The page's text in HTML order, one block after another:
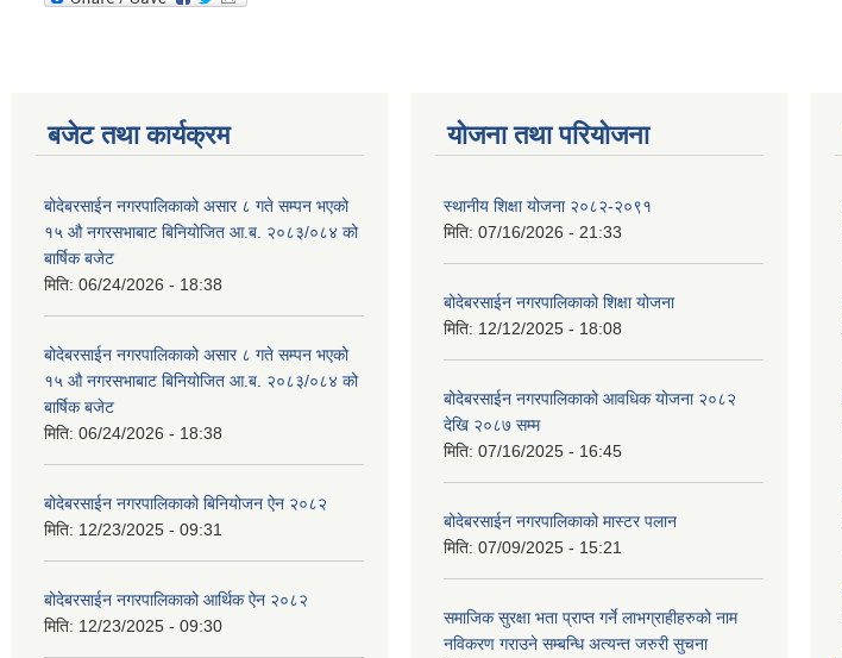
बजेट तथा कार्यक्रम
बोदेबरसाईन नगरपालिकाको असार ८ गते सम्पन भएको
१५ ‍‍‍औ नगरसभाबाट बिनियोजित आ.ब. २०८३/०८४ को
बार्षिक बजेट
मिति: 06/24/2026 - 18:38
बोदेबरसाईन नगरपालिकाको असार ८ गते सम्पन भएको
१५ ‍‍‍औ नगरसभाबाट बिनियोजित आ.ब. २०८३/०८४ को
बार्षिक बजेट
मिति: 06/24/2026 - 18:38
बोदेबरसाईन नगरपालिकाको बिनियोजन ऐन २०८२
मिति: 12/23/2025 - 09:31
बोदेबरसाईन नगरपालिकाको आर्थिक ऐन २०८२
मिति: 12/23/2025 - 09:30
योजना तथा परियोजना
स्थानीय शिक्षा योजना २०८२-२०९१
मिति: 07/16/2026 - 21:33
बोदेबरसाईन नगरपालिकाको शिक्षा योजना
मिति: 12/12/2025 - 18:08
बोदेबरसाईन नगरपालिकाको आवधिक योजना २०८२
देखि २०८७ सम्म
मिति: 07/16/2025 - 16:45
बोदेबरसाईन नगरपालिकाको मास्टर पलान
मिति: 07/09/2025 - 15:21
समाजिक सुरक्षा भता प्राप्त गर्ने लाभग्राहीहरुको नाम
नविकरण गराउने सम्बन्धि अत्यन्त जरुरी सुचना